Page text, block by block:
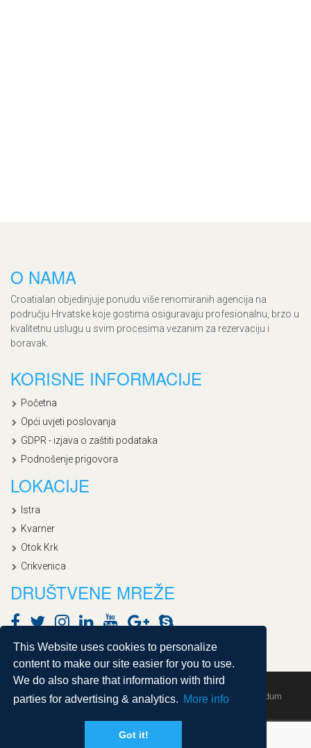
This Website uses cookies to personalize
content to make our site easier for you to use.
We do also share that information with third
parties for advertising & analytics. More info
Got it!
O NAMA
Croatialan objedinjuje ponudu više renomiranih agencija na
području Hrvatske koje gostima osiguravaju profesionalnu, brzo u
kvalitetnu uslugu u svim procesima vezanim za rezervaciju i
boravak.
KORISNE INFORMACIJE
Početna
Opći uvjeti poslovanja
GDPR - izjava o zaštiti podataka
Podnošenje prigovora
LOKACIJE
Istra
Kvarner
Otok Krk
Crikvenica
DRUŠTVENE MREŽE
Copyright © 2020, Croatialan |Sitemap| Powered by Agendum